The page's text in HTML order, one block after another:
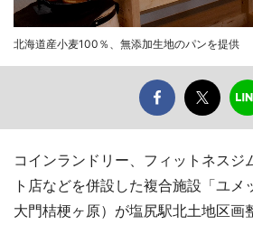
北海道産小麦100％、無添加生地のパンを提供
コインランドリー、フィットネスジ
ト店などを併設した複合施設「ユ
大門桔梗ヶ原）が塩尻駅北土地区画